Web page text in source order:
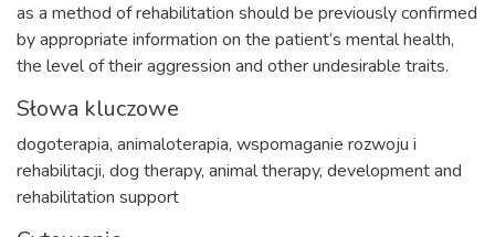
as a method of rehabilitation should be previously confirmed
by appropriate information on the patient’s mental health,
the level of their aggression and other undesirable traits.
Słowa kluczowe
dogoterapia, animaloterapia, wspomaganie rozwoju i
rehabilitacji, dog therapy, animal therapy, development and
rehabilitation support